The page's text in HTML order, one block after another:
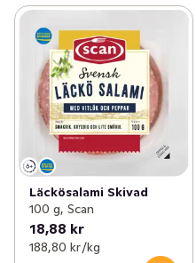
Läckösalami Skivad
100 g, Scan
18,88 kr
188,80 kr /kg